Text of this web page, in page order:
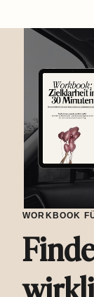
WORKBOOK